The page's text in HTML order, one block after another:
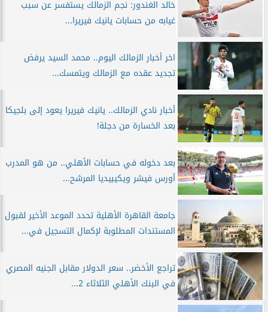
خالد الغندور: نجم الزمالك يستفسر عن سبب
غيابه من حسابات يانيك فيريرا...
اخر أخبار الزمالك اليوم.. محمد السيد يرفض
تجديد عقده مع الزمالك ويتمسك...
أخبار نادي الزمالك.. يانيك فيريرا يعود إلى بلجيكا
بعد الخسارة من دجلة!
بعد دخوله في حسابات الأهلي.. من هو المدرب
أورس فيشر ويكيبيديا المرشح...
جامعة القاهرة الأهلية تحدد الموعد الأخير لقبول
المستندات المطلوبة لإكمال التسجيل في...
تراجع الأخضر.. سعر الدولار مقابل الجنيه المصري
في البنك الأهلي الثلاثاء 2...